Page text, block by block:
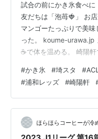
試合の前にかき氷食べに
友だちは「泡苺🍓」 お
マンゴーたっぷりで美
った。 koume-urawa.jp
☕️で体を温める。 崎陽
わ。 ACLプレーオフ、
上空の雲に圧倒される。
ーハン大好き❤
#かき氷 #埼スタ #
#浦和レッズ #崎陽軒
ほらほらコーヒーが冷